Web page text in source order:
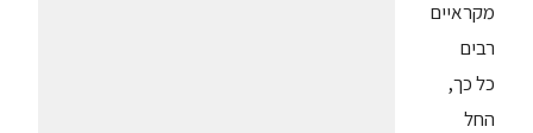
מקראיים
רבים
כל כך,
החל